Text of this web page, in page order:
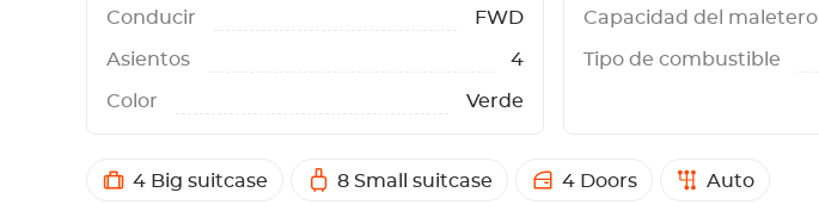
Conducir FWD
Asientos 4
Color Verde
Capacidad del maletero
Tipo de combustible
4 Big suitcase 8 Small suitcase 4 Doors Auto